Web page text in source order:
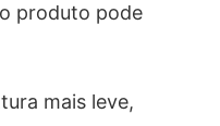
produto pode
mais leve,